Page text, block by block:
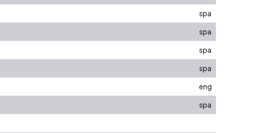
spa
spa
spa
spa
eng
spa